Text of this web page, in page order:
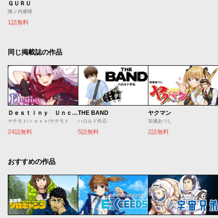
ＧＵＲＵ
陣ノ内康暉
1話無料
同じ掲載誌の作品
Ｄｅｓｔｉｎｙ Ｕｎｃｈａｉｎ Ｏｎｌｉｎｅ 吸血鬼少女となって、やがて『赤の魔王』と呼ばれるようになりました
ヤチモト/ｒｅｓｎ/ヤチモト
24話無料
THE BAND
ハロルド作石
5話無料
ヤクマン
加瀬あつし
2話無料
おすすめの作品